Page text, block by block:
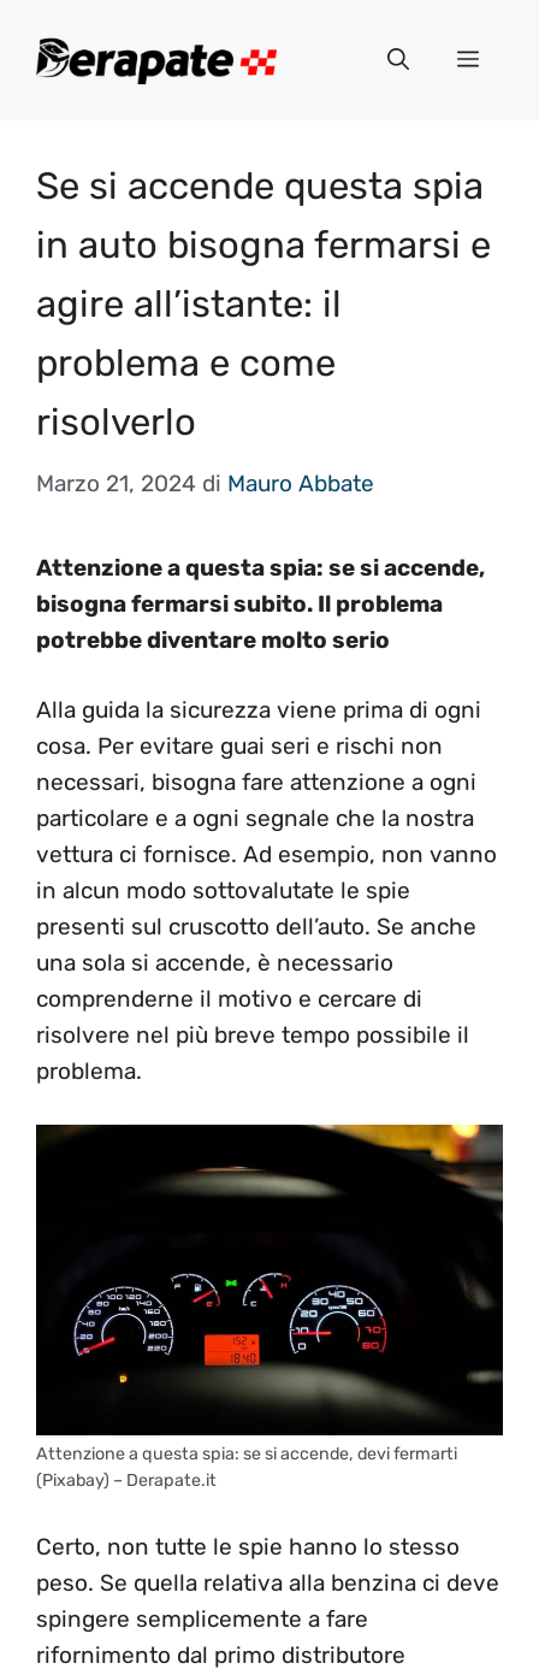
Menu
Se si accende questa spia
in auto bisogna fermarsi e
agire all’istante: il
problema e come
risolverlo
Marzo 21, 2024 di Mauro Abbate
Attenzione a questa spia: se si accende,
bisogna fermarsi subito. Il problema
potrebbe diventare molto serio
Alla guida la sicurezza viene prima di ogni
cosa. Per evitare guai seri e rischi non
necessari, bisogna fare attenzione a ogni
particolare e a ogni segnale che la nostra
vettura ci fornisce. Ad esempio, non vanno
in alcun modo sottovalutate le spie
presenti sul cruscotto dell’auto. Se anche
una sola si accende, è necessario
comprenderne il motivo e cercare di
risolvere nel più breve tempo possibile il
problema.
Attenzione a questa spia: se si accende, devi fermarti
(Pixabay) – Derapate.it
Certo, non tutte le spie hanno lo stesso
peso. Se quella relativa alla benzina ci deve
spingere semplicemente a fare
rifornimento dal primo distributore